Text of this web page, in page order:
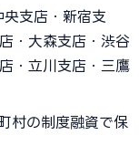
支店・新宿支
・大森支店・渋谷
・立川支店・三鷹
村の制度融資で保